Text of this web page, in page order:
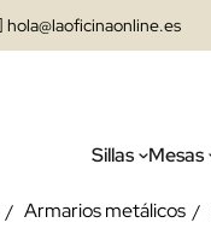
hola@laoficinaonline.es
Sillas Mesas
Armarios metálicos